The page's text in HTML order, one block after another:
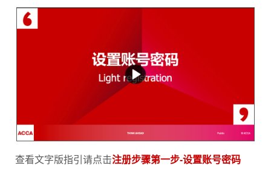
查看文字版指引请点击注册步骤第一步-设置账号密码